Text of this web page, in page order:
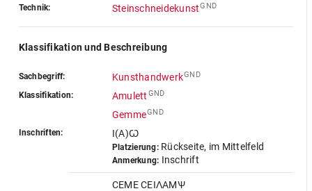
Technik: SteinschneidekunstGND
Klassifikation und Beschreibung
Sachbegriff: KunsthandwerkGND
Klassifikation: Amulett GND
GemmeGND
Inschriften: I(A)Ꙍ
Platzierung:Rückseite, im Mittelfeld
Anmerkung: Inschrift
CEME CEIΛAMѰ